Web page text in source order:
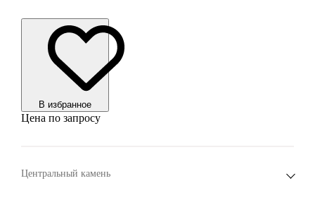
В избранноe
Цена по запросу
Центральный камень